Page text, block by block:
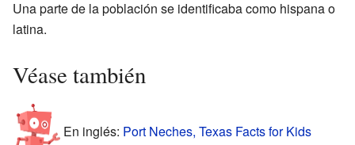
Una parte de la población se identificaba como hispana o
latina.
Véase también
En inglés: Port Neches, Texas Facts for Kids